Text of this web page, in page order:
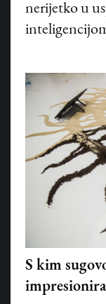
nerijetko u
S kim
HANZA